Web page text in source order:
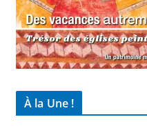
À la Une !